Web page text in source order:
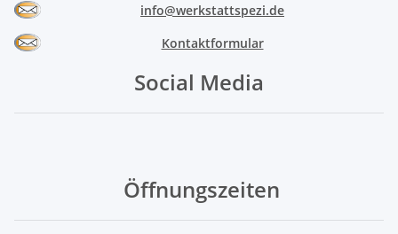
info@werkstattspezi.de
Kontaktformular
Social Media
Öffnungszeiten